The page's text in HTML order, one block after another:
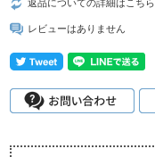
返品についての詳細はこちら
レビューはありません